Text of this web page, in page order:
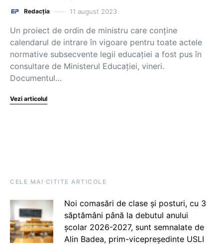
Redacția 11 august 2023
Un proiect de ordin de ministru care conține
calendarul de intrare în vigoare pentru toate actele
normative subsecvente legii educației a fost pus în
consultare de Ministerul Educației, vineri.
Documentul…
Vezi articolul
CELE MAI CITITE ARTICOLE
Noi comasări de clase și posturi, cu 3
săptămâni până la debutul anului
școlar 2026-2027, sunt semnalate de
Alin Badea, prim-vicepreședinte USLI